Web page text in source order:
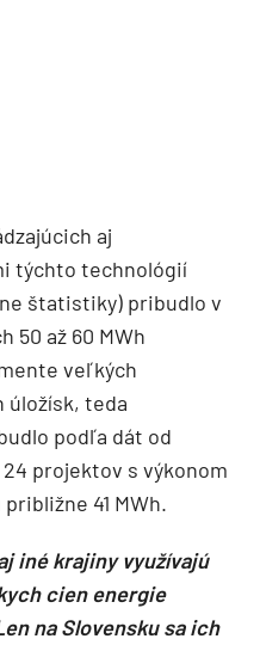
aj
týchto technológií
štatistiky) pribudlo v
50 až 60 MWh
veľkých
úložísk, teda
podľa dát od
projektov s výkonom
41 MWh.
iné krajiny využívajú
cien energie
na Slovensku sa ich